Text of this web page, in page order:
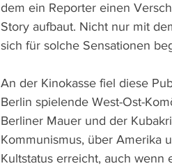
dem ein Reporter einen
Story aufbaut. Nicht nur mit
sich für solche Sensationen
An der Kinokasse fiel diese
Berlin spielende West-Ost-
Berliner Mauer und der
Kommunismus, über Amerika
Kultstatus erreicht, auch wenn